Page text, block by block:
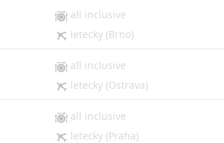
all inclusive
letecky (Brno)
all inclusive
letecky (Ostrava)
all inclusive
letecky (Praha)